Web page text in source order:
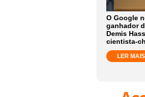
O Google
ganhador
Demis
cientista-
LER MAIS